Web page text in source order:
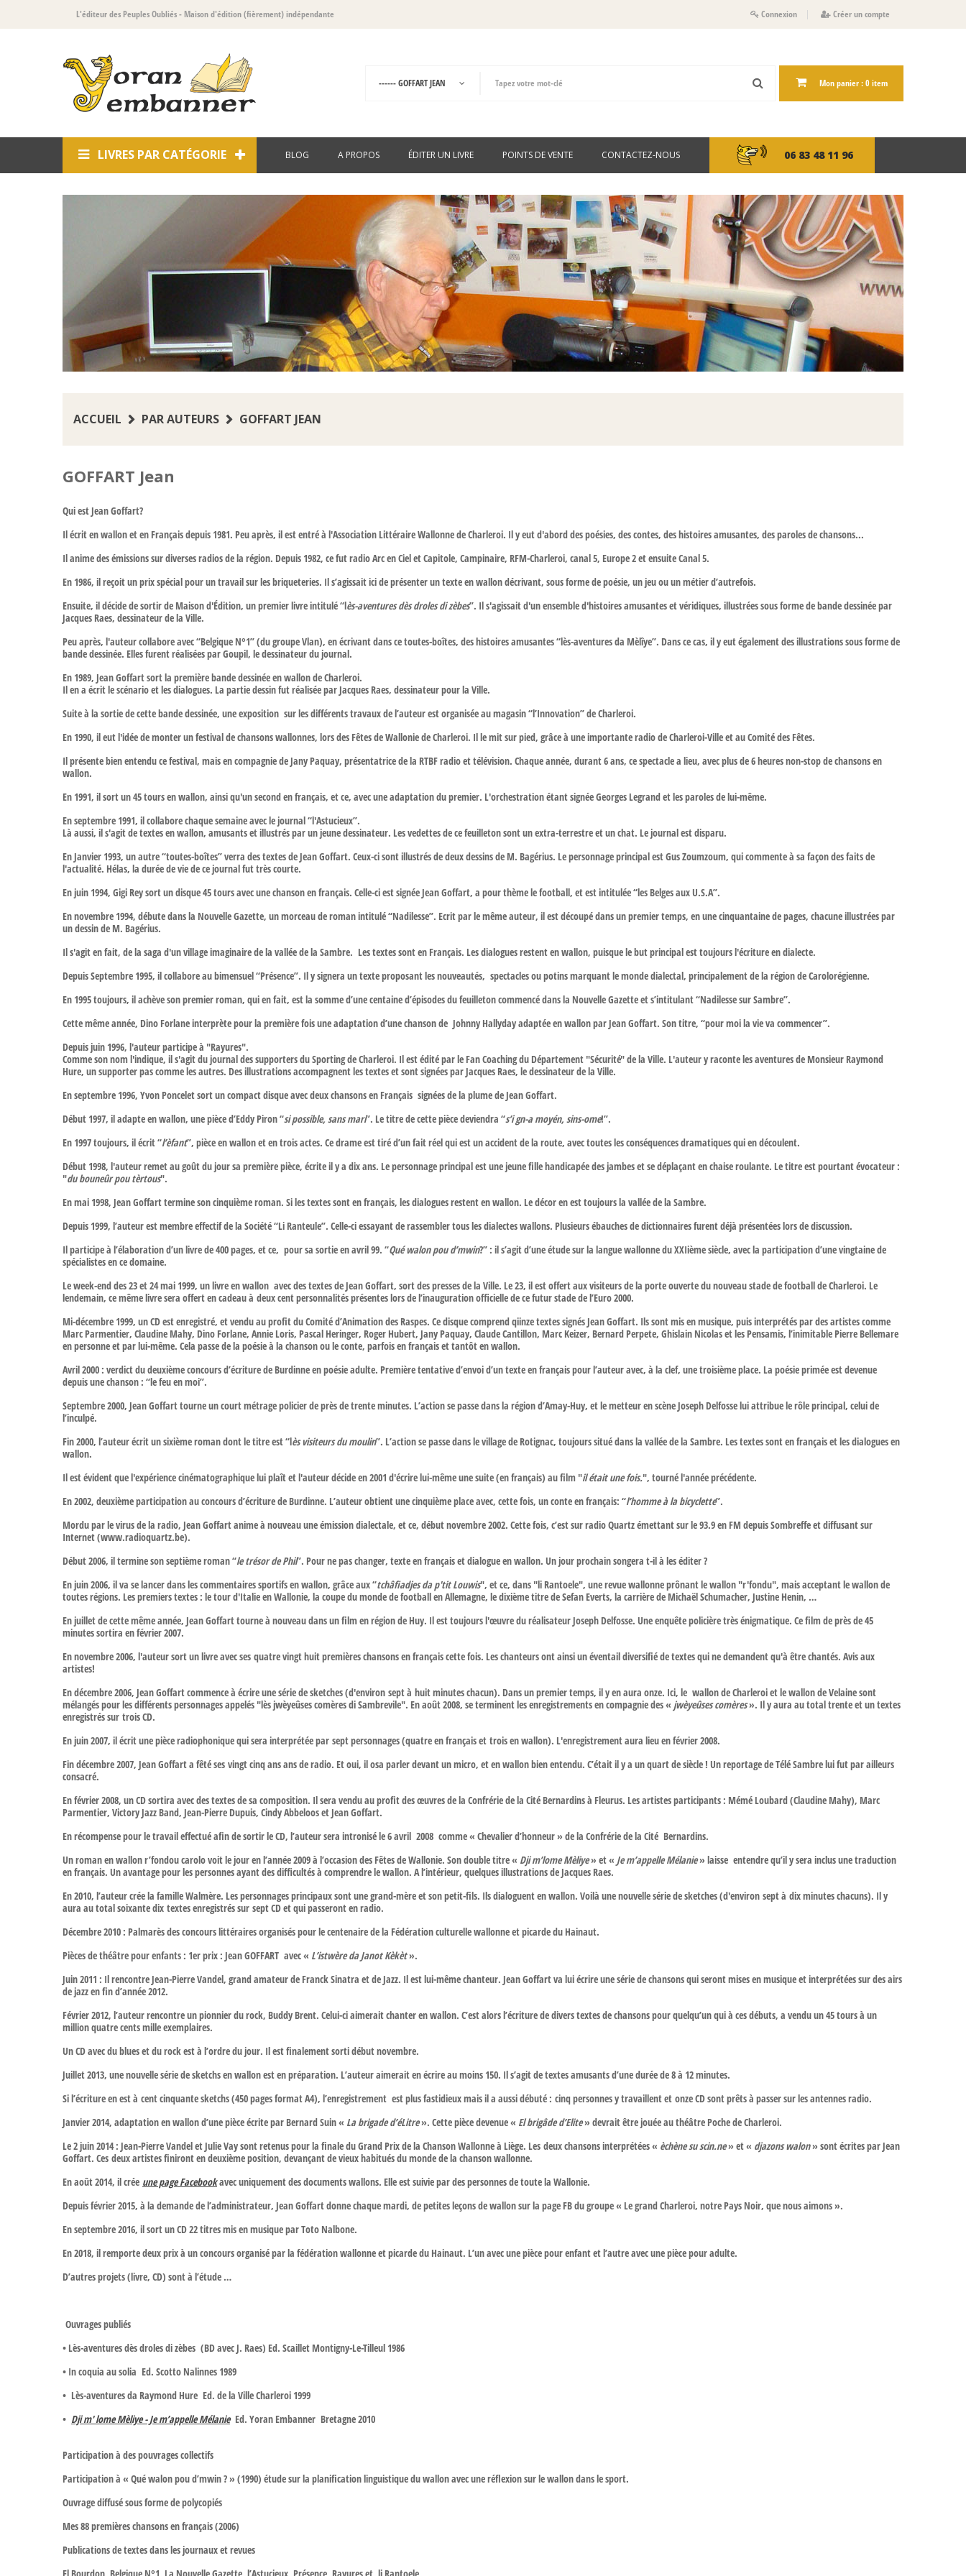
L'éditeur des Peuples Oubliés- Maison d'édition (fièrement) indépendante Connexion Créer un compte
Mon panier : 0 item
LIVRES PAR CATÉGORIE BLOG A PROPOS ÉDITER UN LIVRE POINTS DE VENTE CONTACTEZ-NOUS 06 83 48 11 96
ACCUEIL PAR AUTEURS GOFFART JEAN
GOFFART Jean
Qui est Jean Goffart?
Il écrit en wallon et en Français depuis 1981. Peu après, il est entré à l'Association Littéraire Wallonne de Charleroi. Il y eut d'abord des poésies, des contes, des histoires amusantes, des paroles de chansons...
Il anime des émissions sur diverses radios de la région. Depuis 1982, ce fut radio Arc en Ciel et Capitole, Campinaire, RFM-Charleroi, canal 5, Europe 2 et ensuite Canal 5.
En 1986, il reçoit un prix spécial pour un travail sur les briqueteries. Il s’agissait ici de présenter un texte en wallon décrivant, sous forme de poésie, un jeu ou un métier d’autrefois.
Ensuite, il décide de sortir de Maison d'Édition, un premier livre intitulé “lès-aventures dès droles di zèbes”. Il s'agissait d'un ensemble d'histoires amusantes et véridiques, illustrées sous forme de bande dessinée par
Jacques Raes, dessinateur de la Ville.
Peu après, l'auteur collabore avec “Belgique N°1” (du groupe Vlan), en écrivant dans ce toutes-boîtes, des histoires amusantes “lès-aventures da Mèlîye”. Dans ce cas, il y eut également des illustrations sous forme de
bande dessinée. Elles furent réalisées par Goupil, le dessinateur du journal.
En 1989, Jean Goffart sort la première bande dessinée en wallon de Charleroi.
Il en a écrit le scénario et les dialogues. La partie dessin fut réalisée par Jacques Raes, dessinateur pour la Ville.
Suite à la sortie de cette bande dessinée, une exposition sur les différents travaux de l’auteur est organisée au magasin “l’Innovation” de Charleroi.
En 1990, il eut l'idée de monter un festival de chansons wallonnes, lors des Fêtes de Wallonie de Charleroi. Il le mit sur pied, grâce à une importante radio de Charleroi-Ville et au Comité des Fêtes.
Il présente bien entendu ce festival, mais en compagnie de Jany Paquay, présentatrice de la RTBF radio et télévision. Chaque année, durant 6 ans, ce spectacle a lieu, avec plus de 6 heures non-stop de chansons en
wallon.
En 1991, il sort un 45 tours en wallon, ainsi qu'un second en français, et ce, avec une adaptation du premier. L'orchestration étant signée Georges Legrand et les paroles de lui-même.
En septembre 1991, il collabore chaque semaine avec le journal “l'Astucieux”.
Là aussi, il s'agit de textes en wallon, amusants et illustrés par un jeune dessinateur. Les vedettes de ce feuilleton sont un extra-terrestre et un chat. Le journal est disparu.
En Janvier 1993, un autre “toutes-boîtes” verra des textes de Jean Goffart. Ceux-ci sont illustrés de deux dessins de M. Bagérius. Le personnage principal est Gus Zoumzoum, qui commente à sa façon des faits de
l'actualité. Hélas, la durée de vie de ce journal fut très courte.
En juin 1994, Gigi Rey sort un disque 45 tours avec une chanson en français. Celle-ci est signée Jean Goffart, a pour thème le football, et est intitulée “les Belges aux U.S.A”.
En novembre 1994, débute dans la Nouvelle Gazette, un morceau de roman intitulé “Nadilesse”. Ecrit par le même auteur, il est découpé dans un premier temps, en une cinquantaine de pages, chacune illustrées par
un dessin de M. Bagérius.
Il s'agit en fait, de la saga d'un village imaginaire de la vallée de la Sambre. Les textes sont en Français. Les dialogues restent en wallon, puisque le but principal est toujours l'écriture en dialecte.
Depuis Septembre 1995, il collabore au bimensuel “Présence”. Il y signera un texte proposant les nouveautés, spectacles ou potins marquant le monde dialectal, principalement de la région de Carolorégienne.
En 1995 toujours, il achève son premier roman, qui en fait, est la somme d’une centaine d’épisodes du feuilleton commencé dans la Nouvelle Gazette et s’intitulant “Nadilesse sur Sambre”.
Cette même année, Dino Forlane interprète pour la première fois une adaptation d’une chanson de Johnny Hallyday adaptée en wallon par Jean Goffart. Son titre, “pour moi la vie va commencer”.
Depuis juin 1996, l'auteur participe à "Rayures".
Comme son nom l'indique, il s'agit du journal des supporters du Sporting de Charleroi. Il est édité par le Fan Coaching du Département "Sécurité" de la Ville. L'auteur y raconte les aventures de Monsieur Raymond
Hure, un supporter pas comme les autres. Des illustrations accompagnent les textes et sont signées par Jacques Raes, le dessinateur de la Ville.
En septembre 1996, Yvon Poncelet sort un compact disque avec deux chansons en Français signées de la plume de Jean Goffart.
Début 1997, il adapte en wallon, une pièce d’Eddy Piron “si possible, sans mari”. Le titre de cette pièce deviendra “s’i gn-a moyén, sins-ome!”.
En 1997 toujours, il écrit “l’èfant”, pièce en wallon et en trois actes. Ce drame est tiré d’un fait réel qui est un accident de la route, avec toutes les conséquences dramatiques qui en découlent.
Début 1998, l'auteur remet au goût du jour sa première pièce, écrite il y a dix ans. Le personnage principal est une jeune fille handicapée des jambes et se déplaçant en chaise roulante. Le titre est pourtant évocateur :
"du bouneûr pou tèrtous".
En mai 1998, Jean Goffart termine son cinquième roman. Si les textes sont en français, les dialogues restent en wallon. Le décor en est toujours la vallée de la Sambre.
Depuis 1999, l’auteur est membre effectif de la Société “Li Ranteule”. Celle-ci essayant de rassembler tous les dialectes wallons. Plusieurs ébauches de dictionnaires furent déjà présentées lors de discussion.
Il participe à l’élaboration d’un livre de 400 pages, et ce, pour sa sortie en avril 99. “Qué walon pou d’mwin?” : il s’agit d’une étude sur la langue wallonne du XXIième siècle, avec la participation d’une vingtaine de
spécialistes en ce domaine.
Le week-end des 23 et 24 mai 1999, un livre en wallon avec des textes de Jean Goffart, sort des presses de la Ville. Le 23, il est offert aux visiteurs de la porte ouverte du nouveau stade de football de Charleroi. Le
lendemain, ce même livre sera offert en cadeau à deux cent personnalités présentes lors de l’inauguration officielle de ce futur stade de l’Euro 2000.
Mi-décembre 1999, un CD est enregistré, et vendu au profit du Comité d’Animation des Raspes. Ce disque comprend qiinze textes signés Jean Goffart. Ils sont mis en musique, puis interprétés par des artistes comme
Marc Parmentier, Claudine Mahy, Dino Forlane, Annie Loris, Pascal Heringer, Roger Hubert, Jany Paquay, Claude Cantillon, Marc Keizer, Bernard Perpete, Ghislain Nicolas et les Pensamis, l’inimitable Pierre Bellemare
en personne et par lui-même. Cela passe de la poésie à la chanson ou le conte, parfois en français et tantôt en wallon.
Avril 2000 : verdict du deuxième concours d’écriture de Burdinne en poésie adulte. Première tentative d’envoi d’un texte en français pour l’auteur avec, à la clef, une troisième place. La poésie primée est devenue
depuis une chanson : “le feu en moi”.
Septembre 2000, Jean Goffart tourne un court métrage policier de près de trente minutes. L’action se passe dans la région d’Amay-Huy, et le metteur en scène Joseph Delfosse lui attribue le rôle principal, celui de
l’inculpé.
Fin 2000, l’auteur écrit un sixième roman dont le titre est “lès visiteurs du moulin”. L’action se passe dans le village de Rotignac, toujours situé dans la vallée de la Sambre. Les textes sont en français et les dialogues en
wallon.
Il est évident que l'expérience cinématographique lui plaît et l'auteur décide en 2001 d'écrire lui-même une suite (en français) au film "il était une fois.", tourné l'année précédente.
En 2002, deuxième participation au concours d’écriture de Burdinne. L’auteur obtient une cinquième place avec, cette fois, un conte en français: “l’homme à la bicyclette”.
Mordu par le virus de la radio, Jean Goffart anime à nouveau une émission dialectale, et ce, début novembre 2002. Cette fois, c’est sur radio Quartz émettant sur le 93.9 en FM depuis Sombreffe et diffusant sur
Internet (www.radioquartz.be).
Début 2006, il termine son septième roman “le trésor de Phil”. Pour ne pas changer, texte en français et dialogue en wallon. Un jour prochain songera t-il à les éditer ?
En juin 2006, il va se lancer dans les commentaires sportifs en wallon, grâce aux “tchâfiadjes da p'tit Louwis", et ce, dans "li Rantoele", une revue wallonne prônant le wallon "r'fondu", mais acceptant le wallon de
toutes régions. Les premiers textes : le tour d'Italie en Wallonie, la coupe du monde de football en Allemagne, le dixième titre de Sefan Everts, la carrière de Michaël Schumacher, Justine Henin, …
En juillet de cette même année, Jean Goffart tourne à nouveau dans un film en région de Huy. Il est toujours l'œuvre du réalisateur Joseph Delfosse. Une enquête policière très énigmatique. Ce film de près de 45
minutes sortira en février 2007.
En novembre 2006, l'auteur sort un livre avec ses quatre vingt huit premières chansons en français cette fois. Les chanteurs ont ainsi un éventail diversifié de textes qui ne demandent qu'à être chantés. Avis aux
artistes!
En décembre 2006, Jean Goffart commence à écrire une série de sketches (d'environ sept à huit minutes chacun). Dans un premier temps, il y en aura onze. Ici, le wallon de Charleroi et le wallon de Velaine sont
mélangés pour les différents personnages appelés "lès jwèyeûses comères di Sambrevile". En août 2008, se terminent les enregistrements en compagnie des « jwèyeûses comères». Il y aura au total trente et un textes
enregistrés sur trois CD.
En juin 2007, il écrit une pièce radiophonique qui sera interprétée par sept personnages (quatre en français et trois en wallon). L'enregistrement aura lieu en février 2008.
Fin décembre 2007, Jean Goffart a fêté ses vingt cinq ans ans de radio. Et oui, il osa parler devant un micro, et en wallon bien entendu. C’était il y a un quart de siècle ! Un reportage de Télé Sambre lui fut par ailleurs
consacré.
En février 2008, un CD sortira avec des textes de sa composition. Il sera vendu au profit des œuvres de la Confrérie de la Cité Bernardins à Fleurus. Les artistes participants : Mémé Loubard (Claudine Mahy), Marc
Parmentier, Victory Jazz Band, Jean-Pierre Dupuis, Cindy Abbeloos et Jean Goffart.
En récompense pour le travail effectué afin de sortir le CD, l’auteur sera intronisé le 6 avril 2008 comme « Chevalier d’honneur » de la Confrérie de la Cité Bernardins.
Un roman en wallon r’fondou carolo voit le jour en l’année 2009 à l’occasion des Fêtes de Wallonie. Son double titre « Dji m’lome Mèliye» et « Je m’appelle Mélanie» laisse entendre qu’il y sera inclus une traduction
en français. Un avantage pour les personnes ayant des difficultés à comprendre le wallon. A l’intérieur, quelques illustrations de Jacques Raes.
En 2010, l’auteur crée la famille Walmère. Les personnages principaux sont une grand-mère et son petit-fils. Ils dialoguent en wallon. Voilà une nouvelle série de sketches (d'environ sept à dix minutes chacuns). Il y
aura au total soixante dix textes enregistrés sur sept CD et qui passeront en radio.
Décembre 2010 : Palmarès des concours littéraires organisés pour le centenaire de la Fédération culturelle wallonne et picarde du Hainaut.
Pièces de théâtre pour enfants : 1er prix : Jean GOFFART avec « L’istwère da Janot Kèkèt».
Juin 2011 : Il rencontre Jean-Pierre Vandel, grand amateur de Franck Sinatra et de Jazz. Il est lui-même chanteur. Jean Goffart va lui écrire une série de chansons qui seront mises en musique et interprétées sur des airs
de jazz en fin d’année 2012.
Février 2012, l’auteur rencontre un pionnier du rock, Buddy Brent. Celui-ci aimerait chanter en wallon. C’est alors l’écriture de divers textes de chansons pour quelqu’un qui à ces débuts, a vendu un 45 tours à un
million quatre cents mille exemplaires.
Un CD avec du blues et du rock est à l’ordre du jour. Il est finalement sorti début novembre.
Juillet 2013, une nouvelle série de sketchs en wallon est en préparation. L’auteur aimerait en écrire au moins 150. Il s’agit de textes amusants d’une durée de 8 à 12 minutes.
Si l’écriture en est à cent cinquante sketchs (450 pages format A4), l’enregistrement est plus fastidieux mais il a aussi débuté : cinq personnes y travaillent et onze CD sont prêts à passer sur les antennes radio.
Janvier 2014, adaptation en wallon d’une pièce écrite par Bernard Suin « La brigade d’éLitre». Cette pièce devenue « El brigâde d’Elite» devrait être jouée au théâtre Poche de Charleroi.
Le 2 juin 2014 : Jean-Pierre Vandel et Julie Vay sont retenus pour la finale du Grand Prix de la Chanson Wallonne à Liège. Les deux chansons interprétées « èchène su scin.ne» et « djazons walon» sont écrites par Jean
Goffart. Ces deux artistes finiront en deuxième position, devançant de vieux habitués du monde de la chanson wallonne.
En août 2014, il crée une page Facebookavec uniquement des documents wallons. Elle est suivie par des personnes de toute la Wallonie.
Depuis février 2015, à la demande de l’administrateur, Jean Goffart donne chaque mardi, de petites leçons de wallon sur la page FB du groupe « Le grand Charleroi, notre Pays Noir, que nous aimons ».
En septembre 2016, il sort un CD 22 titres mis en musique par Toto Nalbone.
En 2018, il remporte deux prix à un concours organisé par la fédération wallonne et picarde du Hainaut. L’un avec une pièce pour enfant et l’autre avec une pièce pour adulte.
D’autres projets (livre, CD) sont à l’étude …
Ouvrages publiés
• Lès-aventures dès droles di zèbes (BD avec J. Raes) Ed. Scaillet Montigny-Le-Tilleul 1986
• In coquia au solia Ed. Scotto Nalinnes 1989
• Lès-aventures da Raymond Hure Ed. de la Ville Charleroi 1999
• Dji m' lome Mèliye - Je m’appelle MélanieEd. Yoran Embanner Bretagne 2010
Participation à des pouvrages collectifs
Participation à « Qué walon pou d’mwin ? » (1990) étude sur la planification linguistique du wallon avec une réflexion sur le wallon dans le sport.
Ouvrage diffusé sous forme de polycopiés
Mes 88 premières chansons en français (2006)
Publications de textes dans les journaux et revues